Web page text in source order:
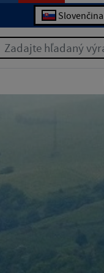
Slovenčina
Zadajte hľadaný výraz